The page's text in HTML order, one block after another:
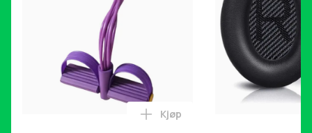
Stemmekontrol for hurtig søgning og kommandoer
Air Mouse/pegefunktion for præcis navigation
Legg Magetrener, 6-rørs
Kjøp